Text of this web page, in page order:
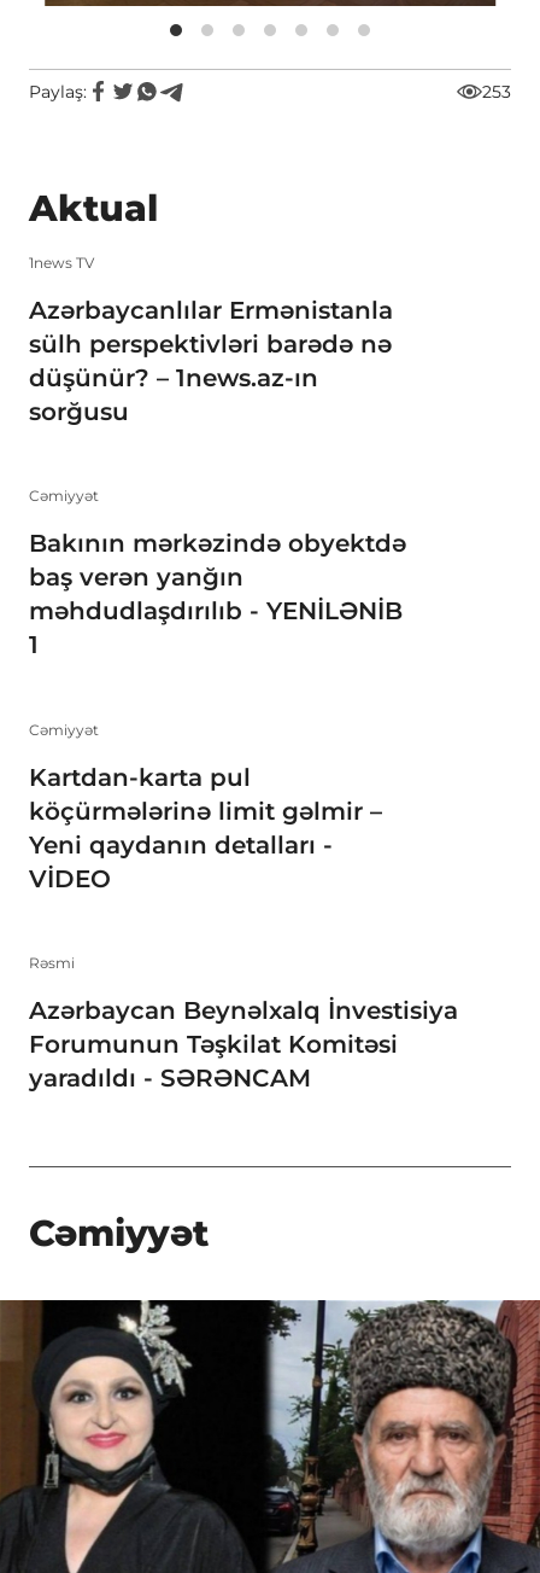
Paylaş: 253
Aktual
1news TV
Azərbaycanlılar Ermənistanla
sülh perspektivləri barədə nə
düşünür? – 1news.az-ın
sorğusu
Cəmiyyət
Bakının mərkəzində obyektdə
baş verən yanğın
məhdudlaşdırılıb - YENİLƏNİB
1
Cəmiyyət
Kartdan-karta pul
köçürmələrinə limit gəlmir –
Yeni qaydanın detalları -
VİDEO
Rəsmi
Azərbaycan Beynəlxalq İnvestisiya
Forumunun Təşkilat Komitəsi
yaradıldı - SƏRƏNCAM
Cəmiyyət